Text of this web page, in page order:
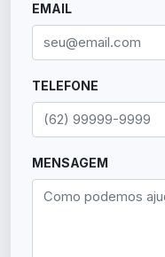
EMAIL
TELEFONE
MENSAGEM